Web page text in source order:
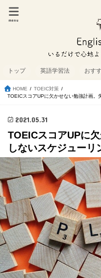
menu
トップ 英語学習法 おす
HOME
TOEIC対策
TOEICスコアUPに欠かせない勉強計画。
2021.05.31
TOEICスコアUPに
しないスケジューリ